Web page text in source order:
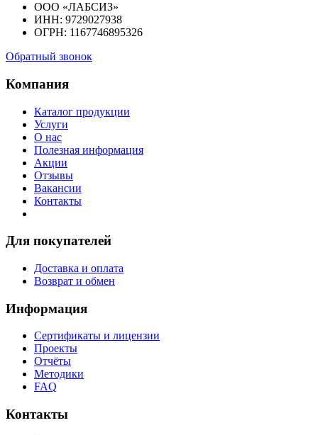
ООО «ЛАБСИЗ»
ИНН: 9729027938
ОГРН: 1167746895326
Обратный звонок
Компания
Каталог продукции
Услуги
О нас
Полезная информация
Акции
Отзывы
Вакансии
Контакты
Для покупателей
Доставка и оплата
Возврат и обмен
Информация
Сертификаты и лицензии
Проекты
Отчёты
Методики
FAQ
Контакты